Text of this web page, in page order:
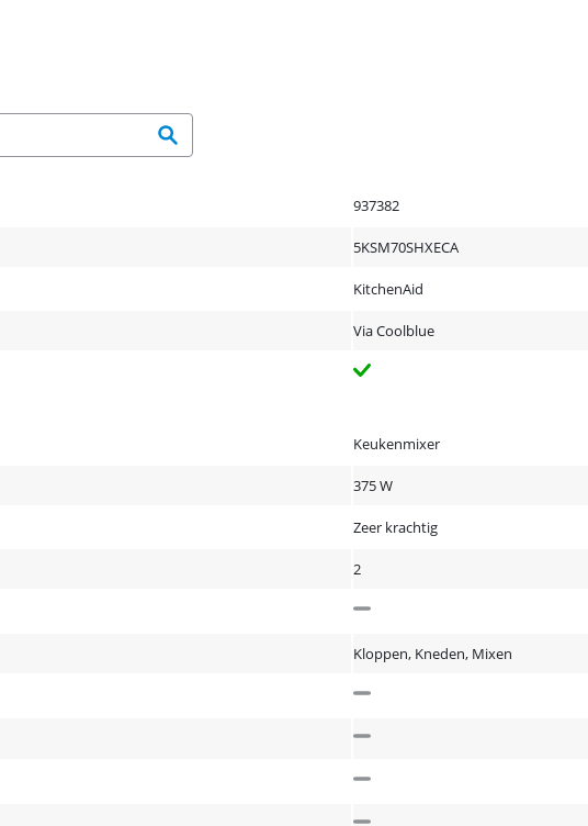
937382
5KSM70SHXECA
KitchenAid
Via Coolblue
Keukenmixer
375 W
Zeer krachtig
2
Kloppen, Kneden, Mixen